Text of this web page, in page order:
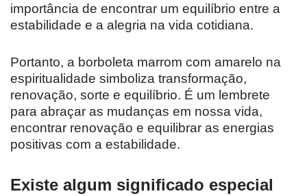
importância de encontrar um equilíbrio entre a
estabilidade e a alegria na vida cotidiana.
Portanto, a borboleta marrom com amarelo na
espiritualidade simboliza transformação,
renovação, sorte e equilíbrio. É um lembrete
para abraçar as mudanças em nossa vida,
encontrar renovação e equilibrar as energias
positivas com a estabilidade.
Existe algum significado especial